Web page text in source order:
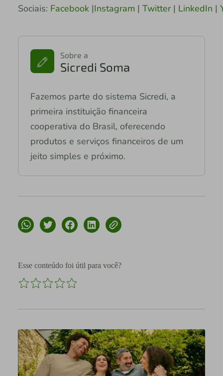
Sociais: Facebook|Instagram | Twitter| LinkedIn |
Sobre a
Sicredi Soma
Fazemos parte do sistema Sicredi, a
primeira instituição financeira
cooperativa do Brasil, oferecendo
produtos e serviços financeiros de um
jeito simples e próximo.
Esse conteúdo foi útil para você?